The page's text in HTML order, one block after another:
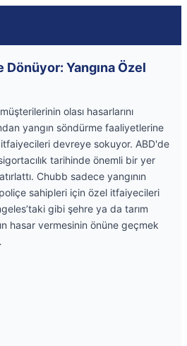
Dönüyor: Yangına Özel
olası hasarlarını
yangın söndürme faaliyetlerine
itfaiyecileri devreye sokuyor. ABD'de
tarihinde önemli bir yer
Chubb sadece yangının
sahipleri için özel itfaiyecileri
gibi şehre ya da tarım
hasar vermesinin önüne geçmek